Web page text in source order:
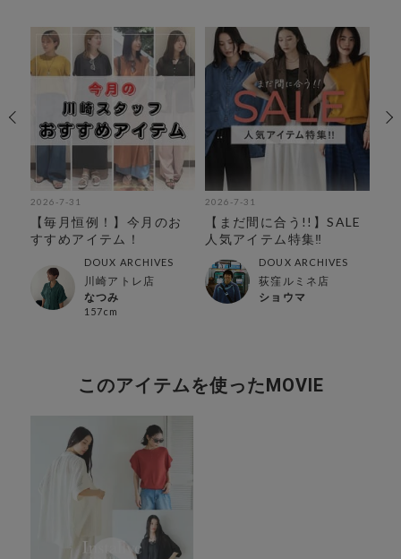
2026-7-31
【毎月恒例！】今月のお
すすめアイテム！
DOUX ARCHIVES
川崎アトレ店
なつみ
157cm
2026-7-31
【まだ間に合う!!】SALE
人気アイテム特集‼︎
DOUX ARCHIVES
荻窪ルミネ店
ショウマ
このアイテムを使ったMOVIE